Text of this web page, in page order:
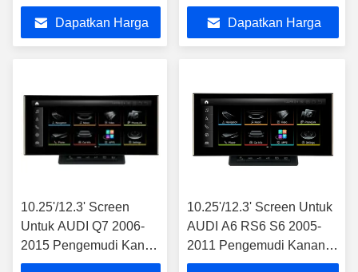
Kanan Android
Multimedia Player
Dapatkan Harga
KananAndroid Multimedia
Player
Dapatkan Harga
10.25'/12.3' Screen
Untuk AUDI Q7 2006-
2015 Pengemudi Kanan
Android Multimedia
10.25'/12.3' Screen Untuk
AUDI A6 RS6 S6 2005-
2011 Pengemudi Kanan
Android Multimedia Player